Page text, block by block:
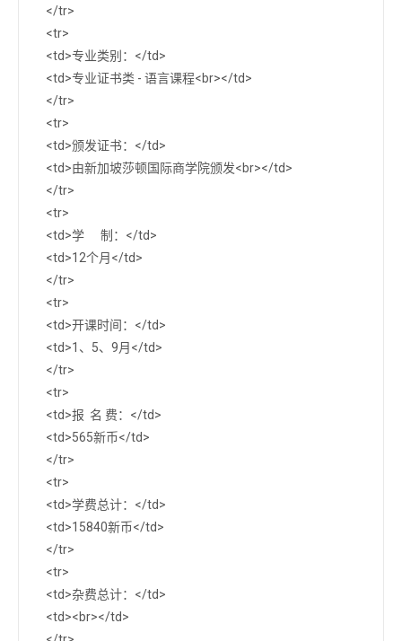
</tr>
<tr>
<td>专业类别：</td>
<td>专业证书类 - 语言课程<br></td>
</tr>
<tr>
<td>颁发证书：</td>
<td>由新加坡莎顿国际商学院颁发<br></td>
</tr>
<tr>
<td>学 制：</td>
<td>12个月</td>
</tr>
<tr>
<td>开课时间：</td>
<td>1、5、9月</td>
</tr>
<tr>
<td>报 名 费：</td>
<td>565新币</td>
</tr>
<tr>
<td>学费总计：</td>
<td>15840新币</td>
</tr>
<tr>
<td>杂费总计：</td>
<td><br></td>